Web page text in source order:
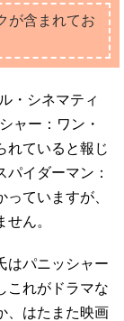
が含まれてお
・シネマティ
ャー：ワン・
れていると報じ
イダーマン：
ていますが、
ん。
はパニッシャー
これがドラマな
、はたまた映画